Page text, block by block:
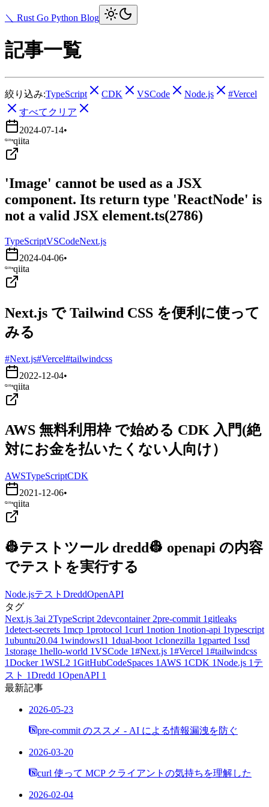
＼ Rust Go Python Blog
記事一覧
絞り込み:TypeScript CDK VSCode Node.js
#Vercel
すべてクリア
2024-07-14•
qiita
'Image' cannot be used as a JSX
component. Its return type 'ReactNode' is
not a valid JSX element.ts(2786)
TypeScriptVSCodeNext.js
2024-04-06•
qiita
Next.js で Tailwind CSS を便利に使って
みる
#Next.js#Vercel#tailwindcss
2022-12-04•
qiita
AWS 無料利用枠 で始める CDK 入門(絶
対にお金を払いたくない人向け）
AWSTypeScriptCDK
2021-12-06•
qiita
👷テストツール dredd👷 openapi の内容
でテストを実行する
Node.jsテスト DreddOpenAPI
タグ
Next.js 3ai 2TypeScript 2devcontainer 2pre-commit 1 gitleaks
1detect-secrets 1mcp 1protocol 1curl 1notion 1notion-api 1typescript
1ubuntu20.04 1windows11 1dual-boot 1clonezilla 1 gparted 1ssd
1storage 1hello-world 1VSCode 1#Next.js 1#Vercel 1#tailwindcss
1Docker 1WSL2 1GitHubCodeSpaces 1 AWS 1CDK 1Node.js 1 テ
スト 1Dredd 1OpenAPI 1
最新記事
2026-05-23
pre-commit のススメ - AI による情報漏洩を防ぐ
2026-03-20
curl 使って MCP クライアントの気持ちを理解した
2026-02-04